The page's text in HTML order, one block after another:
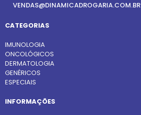
VENDAS@DINAMICADROGARIA.COM.BR
CATEGORIAS
IMUNOLOGIA
ONCOLÓGICOS
DERMATOLOGIA
GENÉRICOS
ESPECIAIS
INFORMAÇÕES